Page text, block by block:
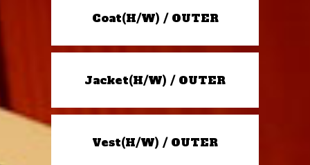
Coat(H/W) / OUTER
Jacket(H/W) / OUTER
Vest(H/W) / OUTER